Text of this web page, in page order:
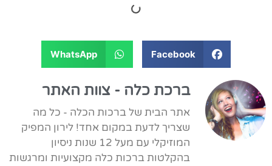
Facebook
WhatsApp
ברכת כלה - צוות האתר
אתר הבית של ברכות הכלה - כל מה
שצריך לדעת במקום אחד! לירון המפיק
המוזיקלי עם מעל 12 שנות ניסיון
בהקלטות ברכות כלה מקצועיות ומרגשות